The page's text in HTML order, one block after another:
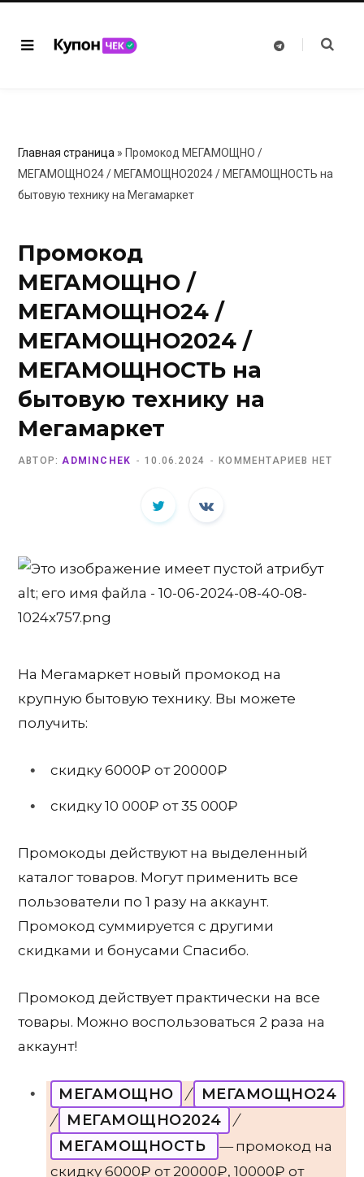
T
Главная страница » Промокод МЕГАМОЩНО /
МЕГАМОЩНО24 / МЕГАМОЩНО2024 / МЕГАМОЩНОСТЬ на
бытовую технику на Мегамаркет
Промокод
МЕГАМОЩНО /
МЕГАМОЩНО24 /
МЕГАМОЩНО2024 /
МЕГАМОЩНОСТЬ на
бытовую технику на
Мегамаркет
АВТОР: ADMINCHEK 10.06.2024 КОММЕНТАРИЕВ НЕТ
На Мегамаркет новый промокод на
крупную бытовую технику. Вы можете
получить:
скидку 6000₽ от 20000₽
скидку 10 000₽ от 35 000₽
Промокоды действуют на выделенный
каталог товаров. Могут применить все
пользователи по 1 разу на аккаунт.
Промокод суммируется с другими
скидками и бонусами Спасибо.
Промокод действует практически на все
товары. Можно воспользоваться 2 раза на
аккаунт!
МЕГАМОЩНО / МЕГАМОЩНО24
/ МЕГАМОЩНО2024 /
МЕГАМОЩНОСТЬ —промокод на
скидку 6000₽ от 20000₽, 10000₽ от